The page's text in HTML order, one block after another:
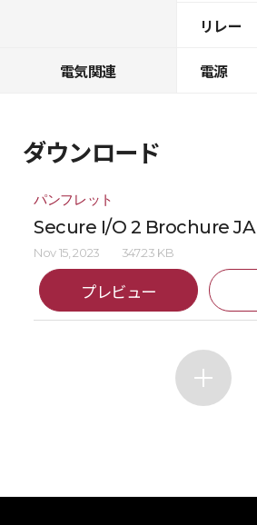
リレー
電気関連 電源
ダウンロード
パンフレット
Secure I/O 2 Brochure JA
Nov 15, 2023 347.23 KB
プレビュー